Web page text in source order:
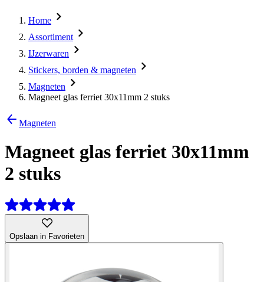
Home
Assortiment
IJzerwaren
Stickers, borden & magneten
Magneten
Magneet glas ferriet 30x11mm 2 stuks
Magneten
Magneet glas ferriet 30x11mm
2 stuks
Opslaan in Favorieten